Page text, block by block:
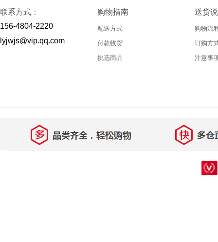
联系方式：
156-4804-2220
lyjwjs@vip.qq.com
购物指南
配送方式
付款收货
挑选商品
送货
购物流
订购方
注意事